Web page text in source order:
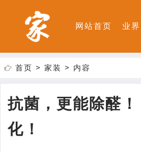
网站首页 业界
首页 > 家装 > 内容
抗菌，更能除醛
化！